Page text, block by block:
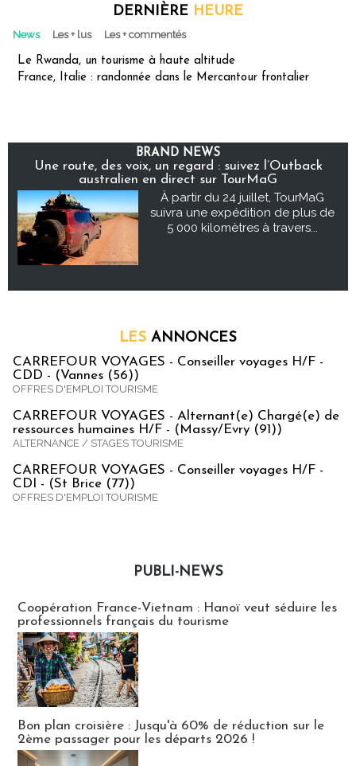
DERNIÈRE HEURE
News Les + lus Les + commentés
Le Rwanda, un tourisme à haute altitude
France, Italie : randonnée dans le Mercantour frontalier
BRAND NEWS
Une route, des voix, un regard : suivez l’Outback
australien en direct sur TourMaG
À partir du 24 juillet, TourMaG
suivra une expédition de plus de
5 000 kilomètres à travers...
LES ANNONCES
CARREFOUR VOYAGES - Conseiller voyages H/F -
CDD - (Vannes (56))
OFFRES D'EMPLOI TOURISME
CARREFOUR VOYAGES - Alternant(e) Chargé(e) de
ressources humaines H/F - (Massy/Evry (91))
ALTERNANCE / STAGES TOURISME
CARREFOUR VOYAGES - Conseiller voyages H/F -
CDI - (St Brice (77))
OFFRES D'EMPLOI TOURISME
PUBLI-NEWS
Coopération France-Vietnam : Hanoï veut séduire les
professionnels français du tourisme
Bon plan croisière : Jusqu'à 60% de réduction sur le
2ème passager pour les départs 2026 !